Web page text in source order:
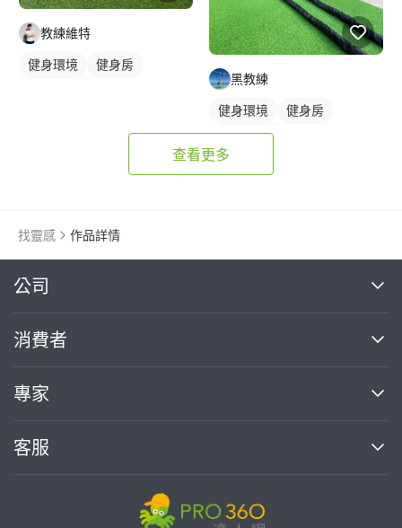
教練維特
健身環境
健身房
黑教練
健身環境
健身房
私人健身房
查看更多
找靈感 作品詳情
公司
關於我們
部落格
加入我們
消費者
買服務
熱門服務
專家
案件中心
客服
繼續完成